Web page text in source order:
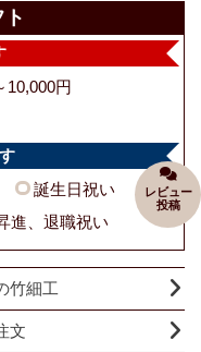
レビュー
投稿
10,000円
誕生日祝い
進、退職祝い
竹細工
文